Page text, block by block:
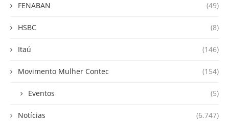
FENABAN (49)
HSBC (8)
Itaú (146)
Movimento Mulher Contec (154)
Eventos (5)
Notícias (6.747)